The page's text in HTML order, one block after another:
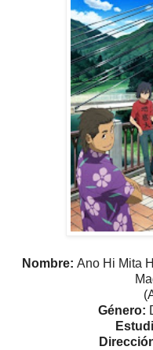
Nombre: Ano Hi Mita
Género: